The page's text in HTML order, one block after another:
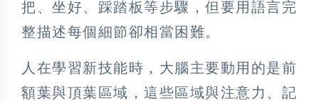
把、坐好、踩踏板等步驟，但要用語言完
整描述每個細節卻相當困難。
人在學習新技能時，大腦主要動用的是前
額葉與頂葉區域，這些區域與注意力、記